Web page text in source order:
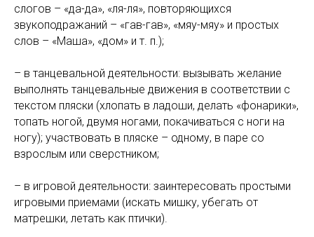
слогов – «да-да», «ля-ля», повторяющихся
звукоподражаний – «гав-гав», «мяу-мяу» и простых
слов – «Маша», «дом» и т. п.);
– в танцевальной деятельности: вызывать желание
выполнять танцевальные движения в соответствии с
текстом пляски (хлопать в ладоши, делать «фонарики»,
топать ногой, двумя ногами, покачиваться с ноги на
ногу); участвовать в пляске – одному, в паре со
взрослым или сверстником;
– в игровой деятельности: заинтересовать простыми
игровыми приемами (искать мишку, убегать от
матрешки, летать как птички).